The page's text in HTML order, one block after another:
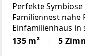
Perfekte
Familiennest nahe
Einfamilienhaus in
(Baujahr 1961)
idyllischem
135 m² 5